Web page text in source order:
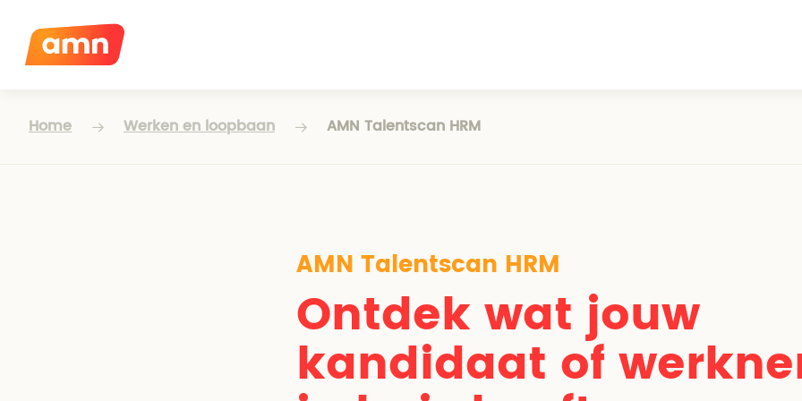
Home Werken en loopbaan AMN Talentscan HRM
AMN Talentscan HRM
Ontdek wat jouw
kandidaat of